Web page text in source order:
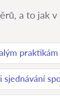
a to jak v
sjednávání